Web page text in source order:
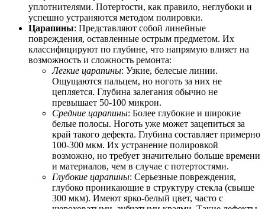
уплотнителями. Потертости, как правило, неглубоки и
успешно устраняются методом полировки.
Царапины: Представляют собой линейные
повреждения, оставленные острым предметом. Их
классифицируют по глубине, что напрямую влияет на
возможность и сложность ремонта:
Легкие царапины: Узкие, белесые линии.
Ощущаются пальцем, но ноготь за них не
цепляется. Глубина залегания обычно не
превышает 50-100 микрон.
Средние царапины: Более глубокие и широкие
белые полосы. Ноготь уже может зацепиться за
край такого дефекта. Глубина составляет примерно
100-300 мкм. Их устранение полировкой
возможно, но требует значительно больше времени
и материалов, чем в случае с потертостями.
Глубокие царапины: Серьезные повреждения,
глубоко проникающие в структуру стекла (свыше
300 мкм). Имеют ярко-белый цвет, часто с